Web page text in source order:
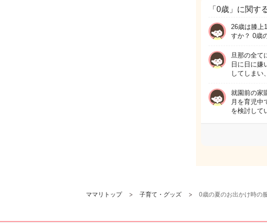
「0歳」に関す
26歳は膝上
すか？ 0歳
旦那の全て
日に日に嫌
してしまい
就園前の家
月を育児中
を検討して
ママリトップ 子育て・グッズ 0歳の夏のお出かけ時の